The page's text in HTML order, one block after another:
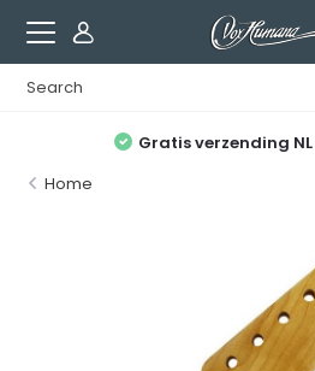
Gratis verzending NL
Home